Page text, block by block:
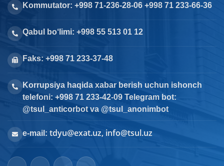
Kommutator: +998 71-236-28-06 +998 71 233-66-36
Qabul bo‘limi: +998 55 513 01 12
Faks: +998 71 233-37-48
Korrupsiya haqida xabar berish uchun ishonch
telefoni: +998 71 233-42-09 Telegram bot:
@tsul_anticorbot va @tsul_anonimbot
e-mail: tdyu@exat.uz, info@tsul.uz